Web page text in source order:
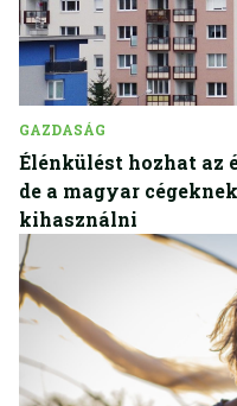
GAZDASÁG
Élénkülést hozhat az
de a magyar
kihasználni